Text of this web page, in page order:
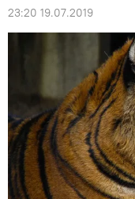
23:20 19.07.2019